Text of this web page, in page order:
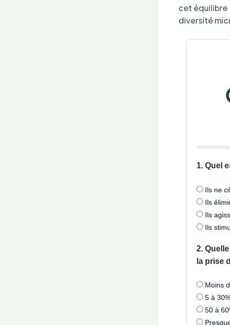
cet équilibre
diversité
1. Quel
Ils ne
Ils
Ils
Ils
2.
la prise
Moins
5 à
50 à